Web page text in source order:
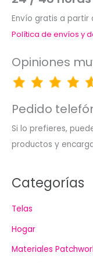
Envío gratis a partir
Política de envíos y
Opiniones
Pedido
Si lo prefieres,
productos y
Categorías
Telas
Hogar
Materiales